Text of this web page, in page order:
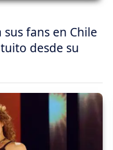
fans en Chile
desde su